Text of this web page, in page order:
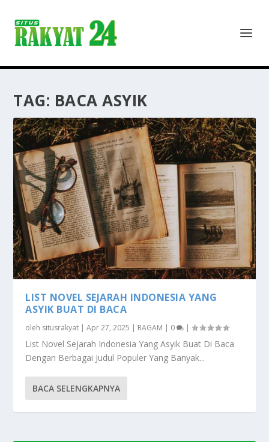
TAG: BACA ASYIK
LIST NOVEL SEJARAH INDONESIA YANG
ASYIK BUAT DI BACA
oleh situsrakyat |Apr 27, 2025 | RAGAM | 0 |
List Novel Sejarah Indonesia Yang Asyik Buat Di Baca
Dengan Berbagai Judul Populer Yang Banyak...
BACA SELENGKAPNYA